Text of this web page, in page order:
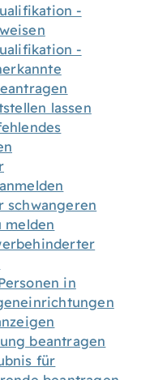
-
-
lassen
schwangeren
melden
in
beantragen
für